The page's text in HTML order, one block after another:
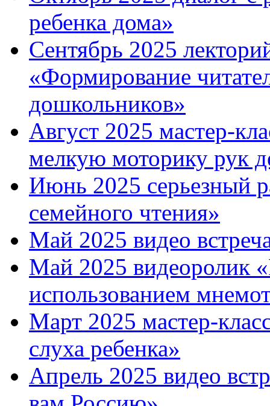
ребенка дома»
Cентябрь 2025
«Формирование
дошкольников»
Август 2025 мастер-
мелкую моторику рук
Июнь 2025 серьезный
семейного чтения»
Май 2025 видео
Май 2025 видеоролик
использованием
Март 2025 мастер-
слуха ребенка»
Апрель 2025 видео